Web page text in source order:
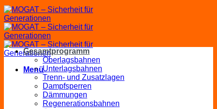
Menü
Gesamtprogramm
Oberlagsbahnen
Unterlagsbahnen
Trenn- und Zusatzlagen
Dampfsperren
Dämmungen
Regenerationsbahnen